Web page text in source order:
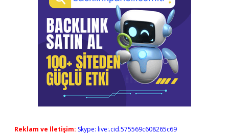
Reklam ve İletişim: Skype: live:.cid.575569c608265c69